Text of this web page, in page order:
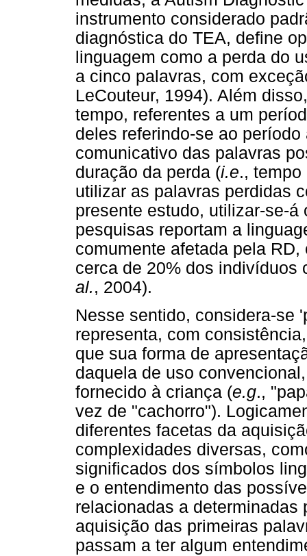
instrumento considerado
diagnóstica do TEA, define
linguagem como a perda do
a cinco palavras, com
LeCouteur, 1994). Além
tempo, referentes a um
deles referindo-se ao período
comunicativo das palavras
duração da perda (i.e.,
utilizar as palavras perdidas
presente estudo, utilizar-se-
pesquisas reportam a
comumente afetada pela
cerca de 20% dos indivíduos
al., 2004).
Nesse sentido, considera-se
representa, com
que sua forma de
daquela de uso
fornecido à criança (e.g.,
vez de "cachorro").
diferentes facetas da
complexidades diversas,
significados dos símbolos
e o entendimento das
relacionadas a determinadas
aquisição das primeiras
passam a ter algum